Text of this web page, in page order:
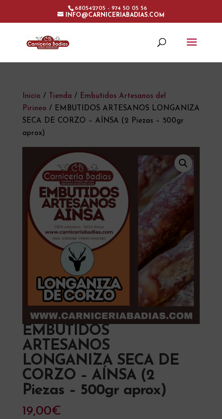
680542705 - 974 50 05 56
INFO@CARNICERIABADIAS.COM
Inicio / Tienda / Embutidos Artesanos del
Pirineo / EMBUTIDOS ARTESANOS LONGANIZA
SECA DE CORZO – AÍNSA (2 Piezas – 500gr
aprox)
EMBUTIDOS
ARTESANOS
LONGANIZA SECA DE
CORZO – AÍNSA (2
Piezas – 500gr aprox)
19,00€